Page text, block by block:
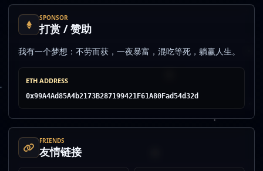
SPONSOR
打赏 / 赞助
我有一个梦想：不劳而获，一夜暴富，混吃等死，躺赢人生。
ETH ADDRESS
0x99A4Ad85A4b2173B287199421F61A80Fad54d32d
FRIENDS
友情链接